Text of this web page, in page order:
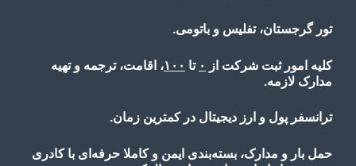
تور گرجستان، تفلیس و باتومی.
کلیه امور ثبت شرکت از ۰ تا ۱۰۰، اقامت، ترجمه و تهیه
مدارک لازمه.
ترانسفر پول و ارز دیجیتال در کمترین زمان.
حمل بار و مدارک، بسته‌بندی ایمن و کاملا حرفه‌ای با کادری